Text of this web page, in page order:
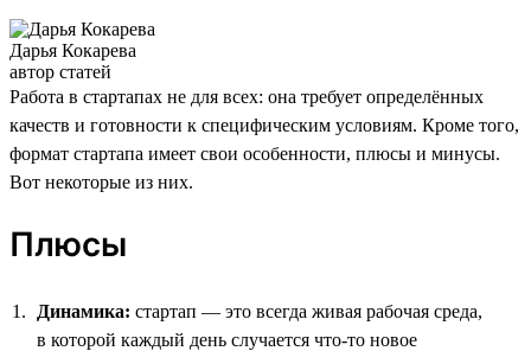
Дарья Кокарева
автор статей
Работа в стартапах не для всех: она требует определённых
качеств и готовности к специфическим условиям. Кроме того,
формат стартапа имеет свои особенности, плюсы и минусы.
Вот некоторые из них.
Плюсы
Динамика: стартап — это всегда живая рабочая среда,
в которой каждый день случается что-то новое